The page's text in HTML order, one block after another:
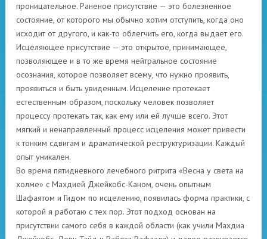
проницательное. Раненое присутствие — это болезненное
состояние, от которого мы обычно хотим отступить, когда оно
исходит от другого, и как-то облегчить его, когда выдает его.
Исцеляющее присутствие — это открытое, принимающее,
позволяющее и в то же время нейтральное состояние
осознания, которое позволяет всему, что нужно проявить,
проявиться и быть увиденным. Исцеление протекает
естественным образом, поскольку человек позволяет
процессу протекать так, как ему или ей лучше всего. Этот
мягкий и ненаправленный процесс исцеления может привести
к тонким сдвигам и драматической реструктуризации. Каждый
опыт уникален.
Во время пятидневного лечебного ритрита «Весна у света на
холме» с Махдией Джейкобс-Каном, очень опытным
Шафаятом и Гидом по исцелению, появилась форма практики, с
которой я работаю с тех пор. Этот подход основан на
присутствии самого себя в каждой области (как учили Махдиа